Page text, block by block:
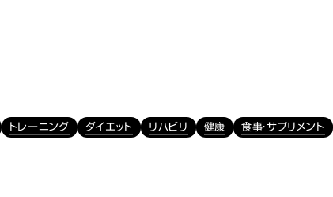
トレーニング ダイエット リハビリ 健康 食事・サプリメント